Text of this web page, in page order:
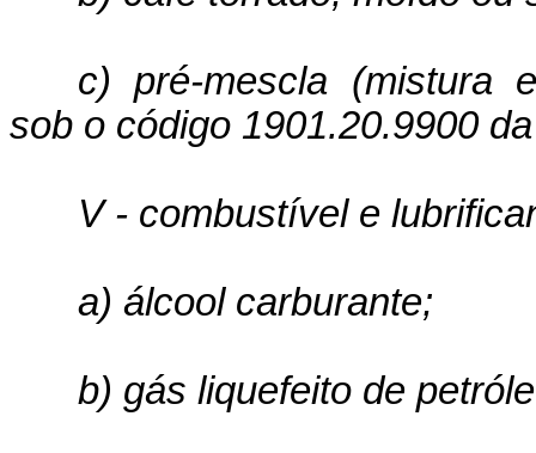
c) pré-mescla (mistura
sob o código 1901.20.9900
V - combustível e
a) álcool carburante;
b) gás liquefeito de